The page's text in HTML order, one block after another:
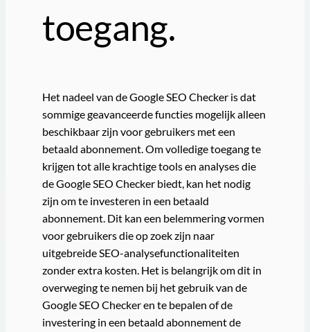
toegang.
Het nadeel van de Google SEO Checker is dat
sommige geavanceerde functies mogelijk alleen
beschikbaar zijn voor gebruikers met een
betaald abonnement. Om volledige toegang te
krijgen tot alle krachtige tools en analyses die
de Google SEO Checker biedt, kan het nodig
zijn om te investeren in een betaald
abonnement. Dit kan een belemmering vormen
voor gebruikers die op zoek zijn naar
uitgebreide SEO-analysefunctionaliteiten
zonder extra kosten. Het is belangrijk om dit in
overweging te nemen bij het gebruik van de
Google SEO Checker en te bepalen of de
investering in een betaald abonnement de